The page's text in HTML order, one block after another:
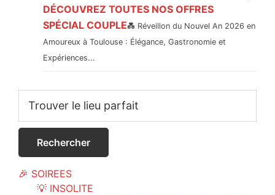
DÉCOUVREZ TOUTES NOS OFFRES
SPÉCIAL COUPLE💑 Réveillon du Nouvel An 2026 en
Amoureux à Toulouse : Élégance, Gastronomie et
Expériences...
Primary
Sidebar
🎉 SOIREES
💡 INSOLITE